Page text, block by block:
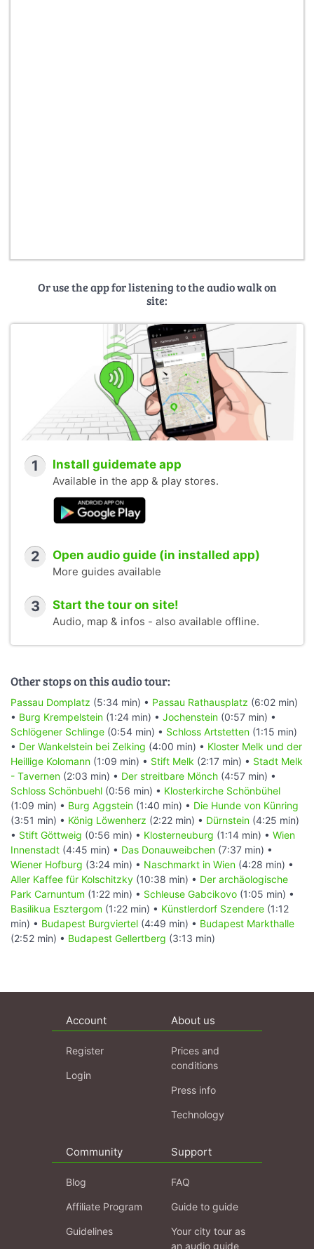
Or use the app for listening to the audio walk on
site:
1 Install guidemate app
Available in the app & play stores.
2 Open audio guide (in installed app)
More guides available
3 Start the tour on site!
Audio, map & infos - also available offline.
Other stops on this audio tour:
Passau Domplatz (5:34 min) • Passau Rathausplatz (6:02 min)
• Burg Krempelstein (1:24 min) • Jochenstein (0:57 min) •
Schlögener Schlinge (0:54 min) • Schloss Artstetten (1:15 min)
• Der Wankelstein bei Zelking (4:00 min) • Kloster Melk und der
Heillige Kolomann (1:09 min) • Stift Melk (2:17 min) • Stadt Melk
- Tavernen (2:03 min) • Der streitbare Mönch (4:57 min) •
Schloss Schönbuehl (0:56 min) • Klosterkirche Schönbühel
(1:09 min) • Burg Aggstein (1:40 min) • Die Hunde von Künring
(3:51 min) • König Löwenherz (2:22 min) • Dürnstein (4:25 min)
• Stift Göttweig (0:56 min) • Klosterneuburg (1:14 min) • Wien
Innenstadt (4:45 min) • Das Donauweibchen (7:37 min) •
Wiener Hofburg (3:24 min) • Naschmarkt in Wien (4:28 min) •
Aller Kaffee für Kolschitzky (10:38 min) • Der archäologische
Park Carnuntum (1:22 min) • Schleuse Gabcikovo (1:05 min) •
Basilikua Esztergom (1:22 min) • Künstlerdorf Szendere (1:12
min) • Budapest Burgviertel (4:49 min) • Budapest Markthalle
(2:52 min) • Budapest Gellertberg (3:13 min)
Account
Register
Login
About us
Prices and
conditions
Press info
Technology
Community
Blog
Affiliate Program
Guidelines
Support
FAQ
Guide to guide
Your city tour as
an audio guide